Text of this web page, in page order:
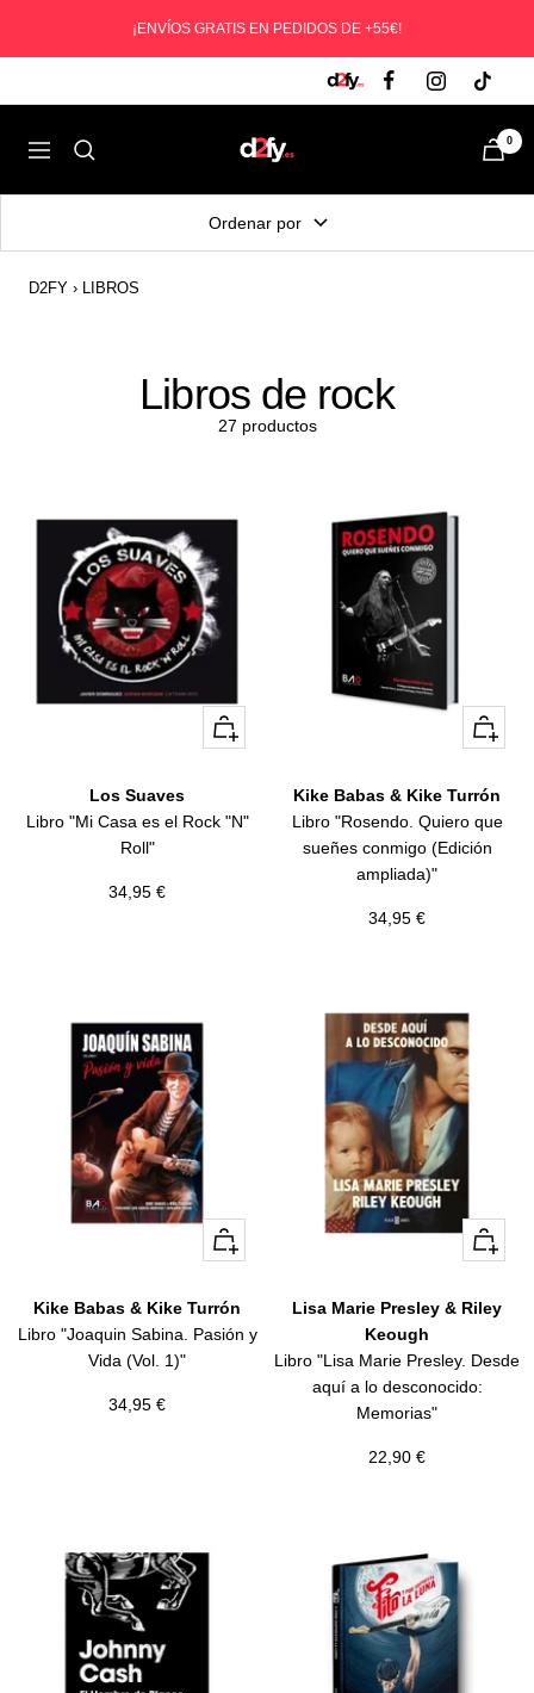
¡ENVÍOS GRATIS EN PEDIDOS DE +55€!
Navegación
D2fy
Direct
To
Fans
0
Ordenar por
D2FY › LIBROS
Libros de rock
27 productos
+
Añadir
Los Suaves
Libro "Mi Casa es el Rock "N"
Roll"
Precio
34,95 €
+
Añadir
Kike Babas & Kike Turrón
Libro "Rosendo. Quiero que
sueñes conmigo (Edición
ampliada)"
Precio
34,95 €
+
Añadir
Kike Babas & Kike Turrón
Libro "Joaquin Sabina. Pasión y
Vida (Vol. 1)"
Precio
34,95 €
+
Añadir
Lisa Marie Presley & Riley
Keough
Libro "Lisa Marie Presley. Desde
aquí a lo desconocido:
Memorias"
Precio
22,90 €